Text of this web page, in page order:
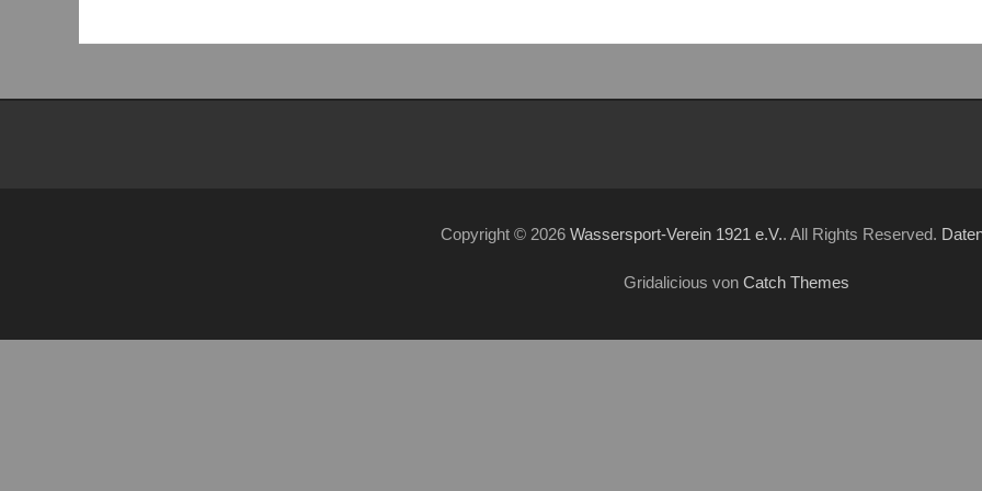
Copyright © 2026 Wassersport-Verein 1921 e.V.. All Rights Reserved.
Gridalicious von Catch Themes